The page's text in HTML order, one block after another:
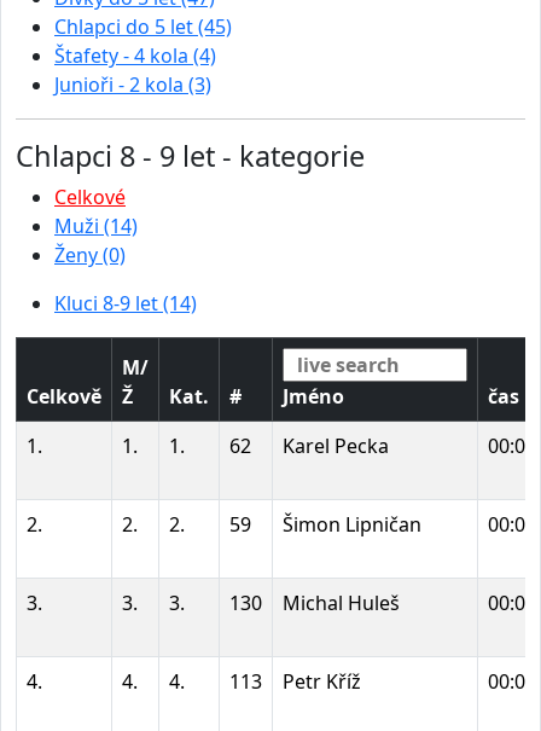
Chlapci do 5 let (45)
Štafety - 4 kola (4)
Junioři - 2 kola (3)
Chlapci 8 - 9 let - kategorie
Celkové
Muži (14)
Ženy (0)
Kluci 8-9 let (14)
Celkově
M/
Ž
Kat. # Jméno
čas
1.
1. 1. 62 Karel Pecka
2. 2. 2. 59 Šimon Lipničan
3. 3. 3. 130 Michal Huleš
4. 4. 4. 113 Petr Kříž